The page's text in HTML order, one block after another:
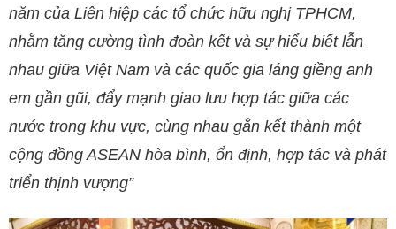
năm của Liên hiệp các tổ chức hữu nghị TPHCM,
nhằm tăng cường tình đoàn kết và sự hiểu biết lẫn
nhau giữa Việt Nam và các quốc gia láng giềng anh
em gần gũi, đẩy mạnh giao lưu hợp tác giữa các
nước trong khu vực, cùng nhau gắn kết thành một
cộng đồng ASEAN hòa bình, ổn định, hợp tác và phát
triển thịnh vượng”